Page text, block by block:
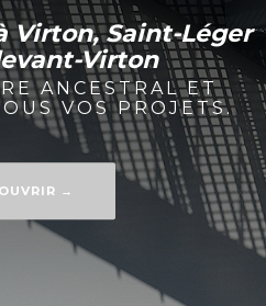
Virton, Saint-Léger
Virton
ANCESTRAL ET
VOS PROJETS.
→